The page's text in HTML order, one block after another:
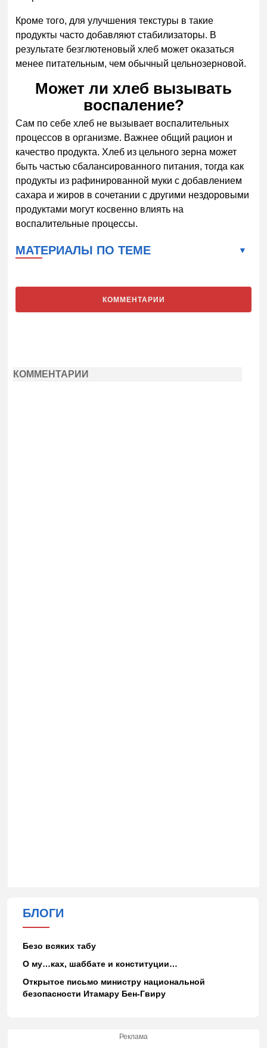
Кроме того, для улучшения текстуры в такие
продукты часто добавляют стабилизаторы. В
результате безглютеновый хлеб может оказаться
менее питательным, чем обычный цельнозерновой.
Может ли хлеб вызывать
воспаление?
Сам по себе хлеб не вызывает воспалительных
процессов в организме. Важнее общий рацион и
качество продукта. Хлеб из цельного зерна может
быть частью сбалансированного питания, тогда как
продукты из рафинированной муки с добавлением
сахара и жиров в сочетании с другими нездоровыми
продуктами могут косвенно влиять на
воспалительные процессы.
МАТЕРИАЛЫ ПО ТЕМЕ
КОММЕНТАРИИ
КОММЕНТАРИИ
БЛОГИ
Безо всяких табу
О му…ках, шаббате и конституции…
Открытое письмо министру национальной
безопасности Итамару Бен-Гвиру
Реклама